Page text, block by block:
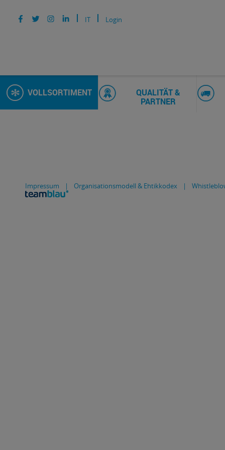
IT Login
VOLLSORTIMENT
QUALITÄT &
PARTNER
Impressum | Organisationsmodell & Ehtikkodex |